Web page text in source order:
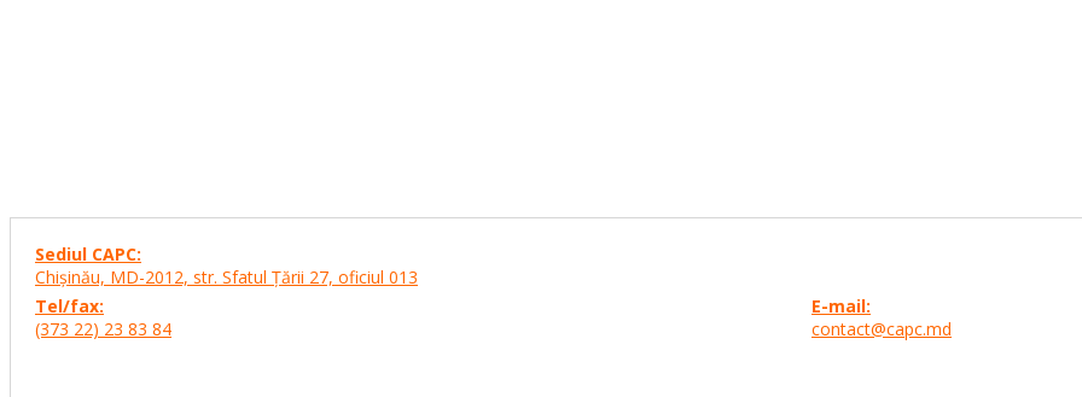
Sediul CAPC:
Chişinău, MD-2012, str. Sfatul Ţării 27, oficiul 013
Tel/fax:
(373 22) 23 83 84
E-mail:
contact@capc.md